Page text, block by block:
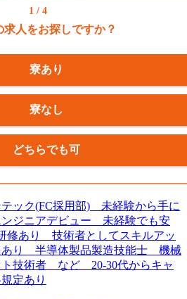
1 / 4
求人をお探しですか？
寮あり
寮なし
どちらでも可